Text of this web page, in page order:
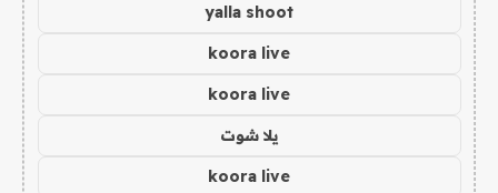
yalla shoot
koora live
koora live
يلا شوت
koora live